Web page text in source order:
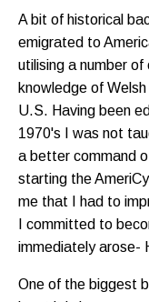
A bit of historical
emigrated to
utilising a number
knowledge of
U.S. Having been
1970's I was not
a better command
starting the
me that I had to
I committed to
immediately arose-
One of the biggest